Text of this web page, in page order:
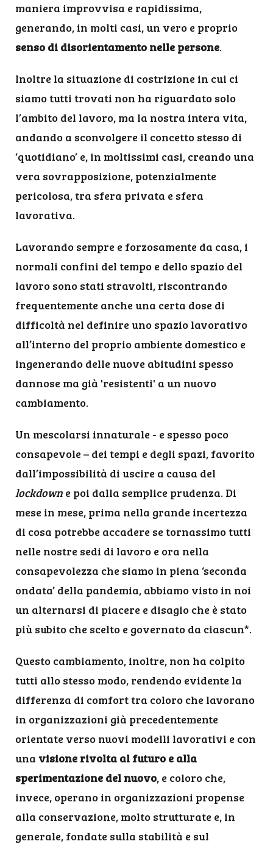
maniera improvvisa e rapidissima,
generando, in molti casi, un vero e proprio
senso di disorientamento nelle persone.
Inoltre la situazione di costrizione in cui ci
siamo tutti trovati non ha riguardato solo
l’ambito del lavoro, ma la nostra intera vita,
andando a sconvolgere il concetto stesso di
‘quotidiano’ e, in moltissimi casi, creando una
vera sovrapposizione, potenzialmente
pericolosa, tra sfera privata e sfera
lavorativa.
Lavorando sempre e forzosamente da casa, i
normali confini del tempo e dello spazio del
lavoro sono stati stravolti, riscontrando
frequentemente anche una certa dose di
difficoltà nel definire uno spazio lavorativo
all’interno del proprio ambiente domestico e
ingenerando delle nuove abitudini spesso
dannose ma già 'resistenti' a un nuovo
cambiamento.
Un mescolarsi innaturale - e spesso poco
consapevole – dei tempi e degli spazi, favorito
dall’impossibilità di uscire a causa del
lockdown e poi dalla semplice prudenza. Di
mese in mese, prima nella grande incertezza
di cosa potrebbe accadere se tornassimo tutti
nelle nostre sedi di lavoro e ora nella
consapevolezza che siamo in piena ‘seconda
ondata’ della pandemia, abbiamo visto in noi
un alternarsi di piacere e disagio che è stato
più subito che scelto e governato da ciascun*.
Questo cambiamento, inoltre, non ha colpito
tutti allo stesso modo, rendendo evidente la
differenza di comfort tra coloro che lavorano
in organizzazioni già precedentemente
orientate verso nuovi modelli lavorativi e con
una visione rivolta al futuro e alla
sperimentazione del nuovo, e coloro che,
invece, operano in organizzazioni propense
alla conservazione, molto strutturate e, in
generale, fondate sulla stabilità e sul